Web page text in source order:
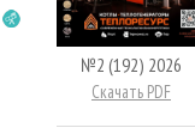
№2 (192) 2026
Скачать PDF